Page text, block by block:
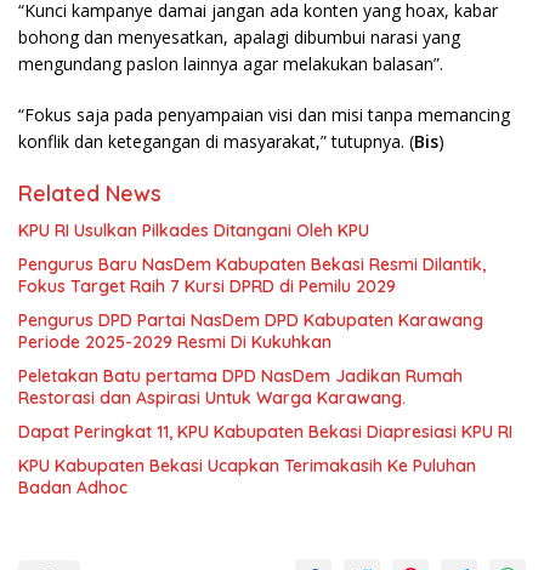
“Kunci kampanye damai jangan ada konten yang hoax, kabar
bohong dan menyesatkan, apalagi dibumbui narasi yang
mengundang paslon lainnya agar melakukan balasan”.
“Fokus saja pada penyampaian visi dan misi tanpa memancing
konflik dan ketegangan di masyarakat,” tutupnya. (Bis)
Related News
KPU RI Usulkan Pilkades Ditangani Oleh KPU
Pengurus Baru NasDem Kabupaten Bekasi Resmi Dilantik,
Fokus Target Raih 7 Kursi DPRD di Pemilu 2029
Pengurus DPD Partai NasDem DPD Kabupaten Karawang
Periode 2025-2029 Resmi Di Kukuhkan
Peletakan Batu pertama DPD NasDem Jadikan Rumah
Restorasi dan Aspirasi Untuk Warga Karawang.
Dapat Peringkat 11, KPU Kabupaten Bekasi Diapresiasi KPU RI
KPU Kabupaten Bekasi Ucapkan Terimakasih Ke Puluhan
Badan Adhoc